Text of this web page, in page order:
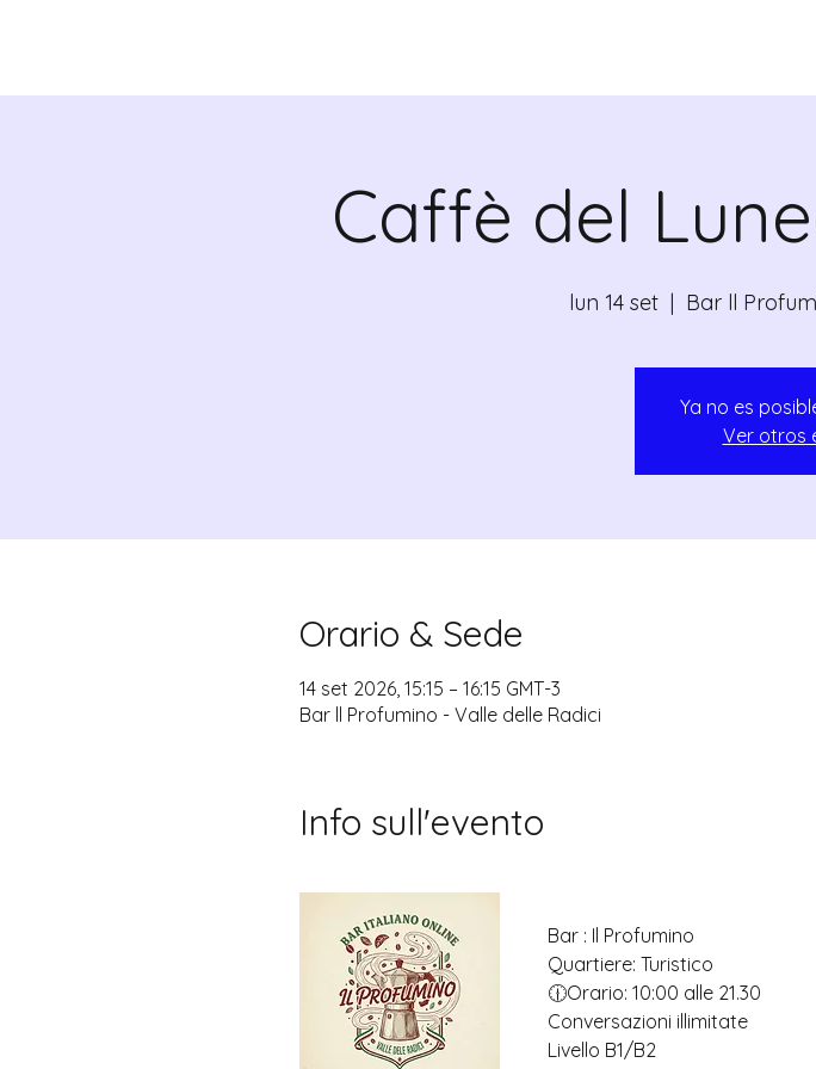
Caffè del
lun 14 set
  |
Bar ll
Ya no es
Ver otros
Orario & Sede
14 set 2026, 15:15 – 16:15 GMT-3
Bar ll Profumino - Valle delle Radici
Info sull'evento
Bar : Il Profumino
Quartiere: Turistico
🕧Orario: 10:00 alle 21.30
Conversazioni illimitate
Livello B1/B2